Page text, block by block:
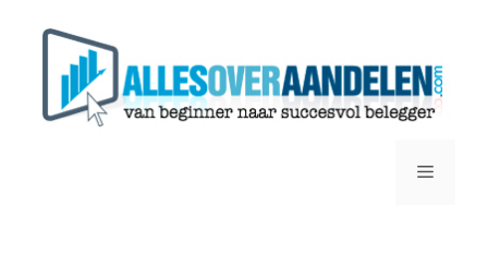
Menu